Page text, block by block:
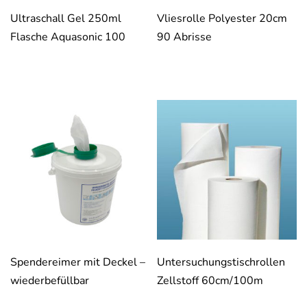
Ultraschall Gel 250ml
Flasche Aquasonic 100
Vliesrolle Polyester 20cm
90 Abrisse
Spendereimer mit Deckel –
wiederbefüllbar
Untersuchungstischrollen
Zellstoff 60cm/100m